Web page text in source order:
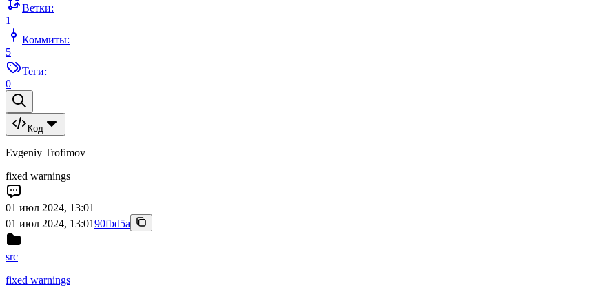
Ветки:
1
Коммиты:
5
Теги:
0
Код
Evgeniy Trofimov
fixed warnings
01 июл 2024, 13:01
01 июл 2024, 13:0190fbd5a
src
fixed warnings